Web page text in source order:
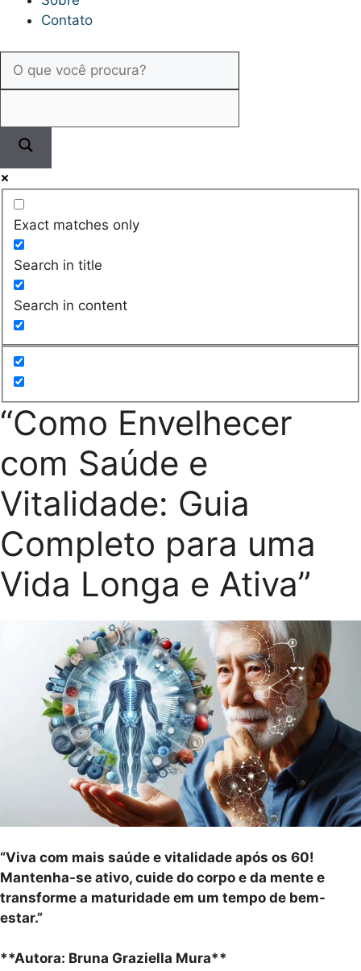
Contato
Exact matches only
Search in title
Search in content
“Como Envelhecer
com Saúde e
Vitalidade: Guia
Completo para uma
Vida Longa e Ativa”
“Viva com mais saúde e vitalidade após os 60!
Mantenha-se ativo, cuide do corpo e da mente e
transforme a maturidade em um tempo de bem-
estar.”
**Autora: Bruna Graziella Mura**